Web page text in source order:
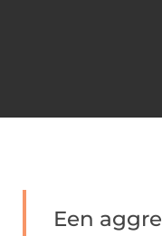
Een